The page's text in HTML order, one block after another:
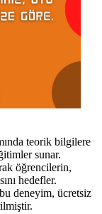
teorik bilgilere
sunar.
öğrencilerin,
hedefler.
deneyim, ücretsiz